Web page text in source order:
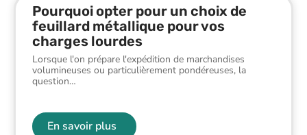
Pourquoi opter pour un choix de
feuillard métallique pour vos
charges lourdes
Lorsque l'on prépare l'expédition de marchandises
volumineuses ou particulièrement pondéreuses, la
question…
En savoir plus